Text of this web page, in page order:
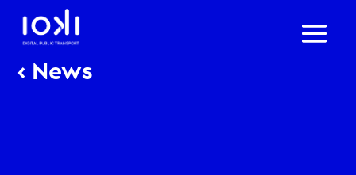
‹ News